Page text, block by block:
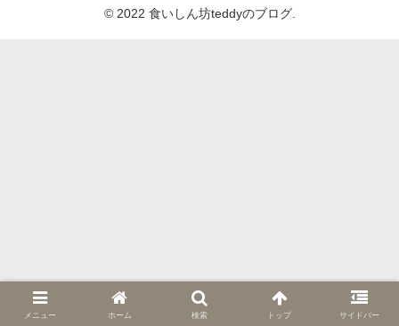
© 2022 食いしん坊teddyのブログ.
メニュー ホーム 検索 トップ サイドバー